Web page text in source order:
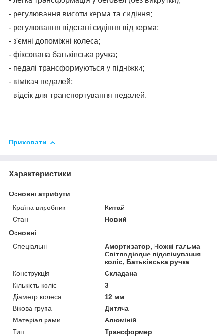
- регулювання висоти керма та сидіння;
- регулювання відстані сидіння від керма;
- з'ємні допоміжні колеса;
- фіксована батьківська ручка;
- педалі трансформуються у підніжки;
- вімікач педалей;
- відсік для транспортування педалей.
Приховати
Характеристики
Основні атрибути
Країна виробник
Китай
Стан
Новий
Основні
Спеціальні
Амортизатор, Ножні гальма,
Світлодіодне підсвічування
коліс, Батьківська ручка
Конструкція
Складана
Кількість коліс
3
Діаметр колеса
12 мм
Вікова група
Дитяча
Матеріал рами
Алюміній
Тип
Трансформер